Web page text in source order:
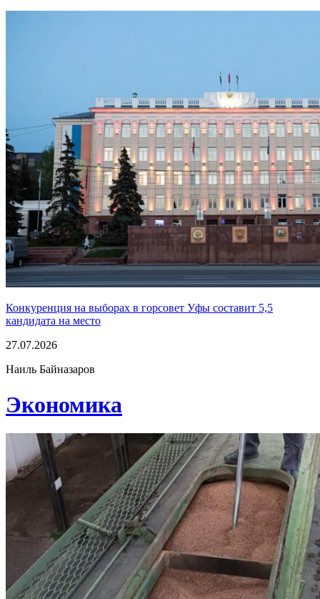
Конкуренция на выборах в горсовет Уфы составит 5,5
кандидата на место
27.07.2026
Наиль Байназаров
Экономика